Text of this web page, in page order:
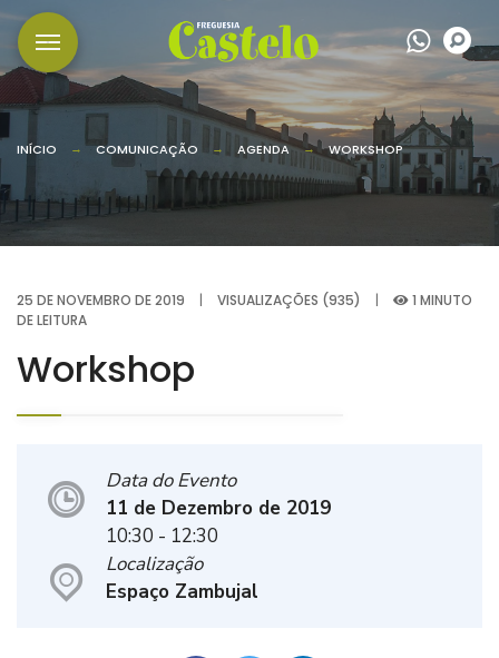
INÍCIO COMUNICAÇÃO AGENDA WORKSHOP
25 DE NOVEMBRO DE 2019 | VISUALIZAÇÕES (935) |
1 MINUTO
DE LEITURA
Workshop
Data do Evento
11 de Dezembro de 2019
10:30 - 12:30
Localização
Espaço Zambujal